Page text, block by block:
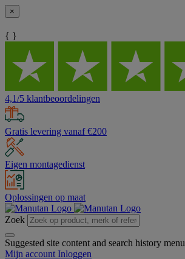
×
{ }
4,1/5 klantbeoordelingen
Gratis levering vanaf €200
Eigen montagedienst
Oplossingen op maat
Zoek
Suggested site content and search history menu
Mijn account Inloggen